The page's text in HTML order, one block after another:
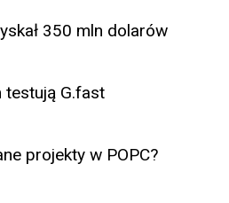
350 mln dolarów
testują G.fast
projekty w POPC?